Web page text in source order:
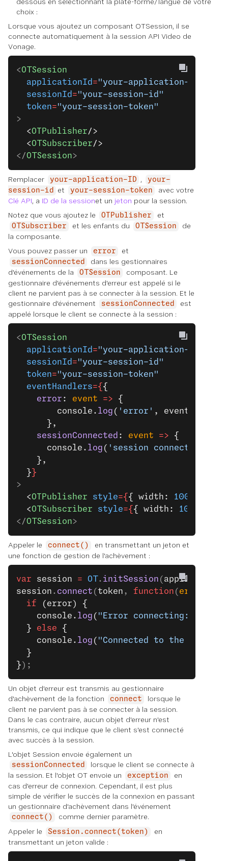
choix :
Lorsque vous ajoutez un composant OTSession, il se
connecte automatiquement à la session API Video de
Vonage.
<OTSession
  applicationId
="your-application-ID"
  sessionId
="your-session-id"
  token
="your-session-token"
>
  <
OTPublisher/>
  <
OTSubscriber/>
</OTSession>
Remplacer your-application-ID ,
your-
session-id
et your-session-token
avec votre
Clé API, a ID de la sessionet un jeton pour la session.
Notez que vous ajoutez le
OTPublisher et
OTSubscriber et les enfants du OTSession
de
la composante.
Vous pouvez passer un
error et
sessionConnected
dans les gestionnaires
d'événements de la
OTSession
composant. Le
gestionnaire d'événements d'erreur est appelé si le
client ne parvient pas à se connecter à la session. Et le
gestionnaire d'événement
sessionConnected
est
appelé lorsque le client se connecte à la session :
<OTSession
  applicationId
="your-application-ID"
  sessionId
="your-session-id"
  token
="your-session-token"
  eventHandlers
={ {
    error
: event => {
        console.
log ( 'error' , event);
      },
    sessionConnected
: event => {
      console.
log ( 'session connected'
    },
  }
}
>
  <
OTPublisher style={ { width: 100
  <
OTSubscriber style={ { width: 100
</OTSession>
Appeler le connect()
en transmettant un jeton et
une fonction de gestion de l'achèvement :
var session = OT. initSession ( appID
session . connect (token , function ( error
  if
(error) {
    console.
log ( "Error connecting: "
  }
else {
    console.
log ( "Connected to the
  }
} );
Un objet d'erreur est transmis au gestionnaire
d'achèvement de la fonction
connect
lorsque le
client ne parvient pas à se connecter à la session.
Dans le cas contraire, aucun objet d'erreur n'est
transmis, ce qui indique que le client s'est connecté
avec succès à la session.
L'objet Session envoie également un
sessionConnected
lorsque le client se connecte à
la session. Et l'objet OT envoie un
exception
en
cas d'erreur de connexion. Cependant, il est plus
simple de vérifier le succès de la connexion en passant
un gestionnaire d'achèvement dans l'événement
connect()
comme dernier paramètre.
Appeler le
Session.connect(token)
en
transmettant un jeton valide :